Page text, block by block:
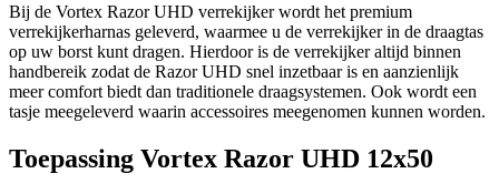
Bij de Vortex Razor UHD verrekijker wordt het premium
verrekijkerharnas geleverd, waarmee u de verrekijker in de draagtas
op uw borst kunt dragen. Hierdoor is de verrekijker altijd binnen
handbereik zodat de Razor UHD snel inzetbaar is en aanzienlijk
meer comfort biedt dan traditionele draagsystemen. Ook wordt een
tasje meegeleverd waarin accessoires meegenomen kunnen worden.
Toepassing Vortex Razor UHD 12x50